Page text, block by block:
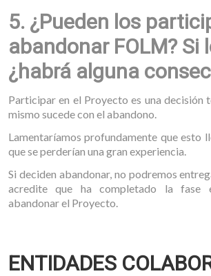
5. ¿Pueden los
abandonar FOLM? Si
¿habrá alguna
Participar en el Proyecto es una decisión
mismo sucede con el abandono.
Lamentaríamos profundamente que esto
que se perderían una gran experiencia.
Si deciden abandonar, no podremos
acredite que ha completado la fase
abandonar el Proyecto.
ENTIDADES